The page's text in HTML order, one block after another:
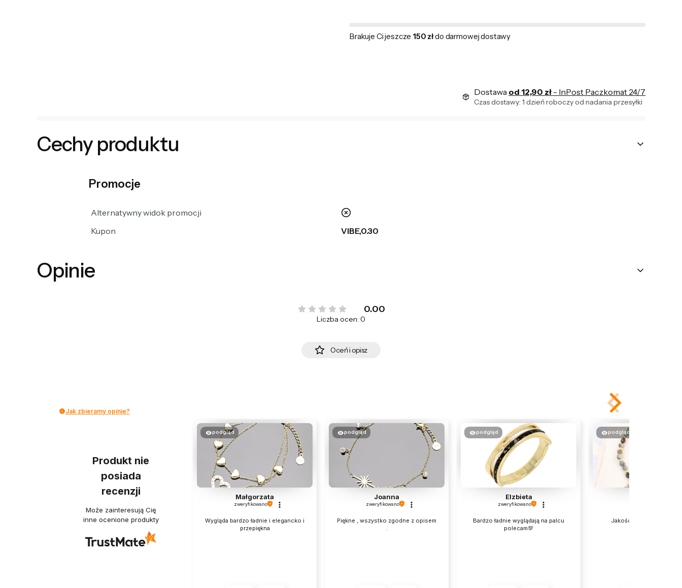
Brakuje Ci jeszcze 150 złdo darmowej dostawy
Dostawa od 12,90 zł - InPost Paczkomat 24/7
Czas dostawy: 1 dzień roboczy od nadania przesyłki
Cechy produktu
Promocje
Alternatywny widok promocji
nie
Kupon
VIBE,0.30
Opinie
0.00
Liczba ocen: 0
Oceń i opisz
Jak zbieramy opinie?
Produkt nie
posiada
recenzji
Może zainteresują Cię
inne ocenione produkty
podgląd
Małgorzata
zweryfikowano
Wygląda bardzo ładnie i elegancko i
przepiękna
podgląd
Joanna
zweryfikowano
Piękne , wszystko zgodne z opisem
.
podgląd
Elzbieta
zweryfikowano
Bardzo ładnie wyglądają na palcu
polecam💯
podgląd
Jakośc bez zarzutu